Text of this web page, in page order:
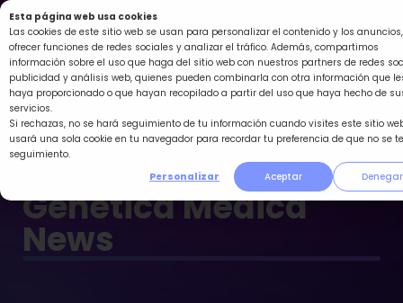
Esta página web usa cookies
Las cookies de este sitio web se usan para personalizar el contenido y los anuncios,
ofrecer funciones de redes sociales y analizar el tráfico. Además, compartimos
información sobre el uso que haga del sitio web con nuestros partners de redes
publicidad y análisis web, quienes pueden combinarla con otra información que
haya proporcionado o que hayan recopilado a partir del uso que haya hecho de
servicios.
Si rechazas, no se hará seguimiento de tu información cuando visites este sitio
usará una sola cookie en tu navegador para recordar tu preferencia de que no se
seguimiento.
Personalizar
Aceptar Denegar
Ir
al
contenido
Genética Médica
News